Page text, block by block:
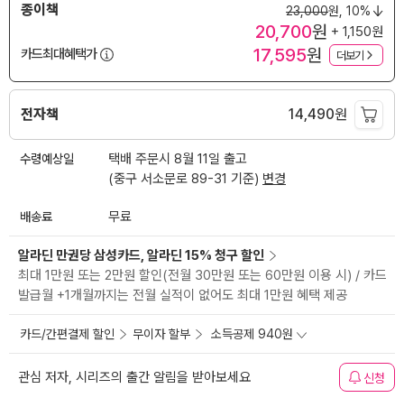
종이책 23,000원, 10%
20,700원 + 1,150원
카드최대혜택가
17,595원 더보기
전자책 14,490원
수령예상일
택배 주문시 8월 11일 출고
(중구 서소문로 89-31 기준) 변경
배송료 무료
알라딘 만권당 삼성카드, 알라딘 15% 청구 할인
최대 1만원 또는 2만원 할인(전월 30만원 또는 60만원 이용 시) / 카드
발급월 +1개월까지는 전월 실적이 없어도 최대 1만원 혜택 제공
카드/간편결제 할인 무이자 할부 소득공제 940원
관심 저자, 시리즈의 출간 알림을 받아보세요 신청